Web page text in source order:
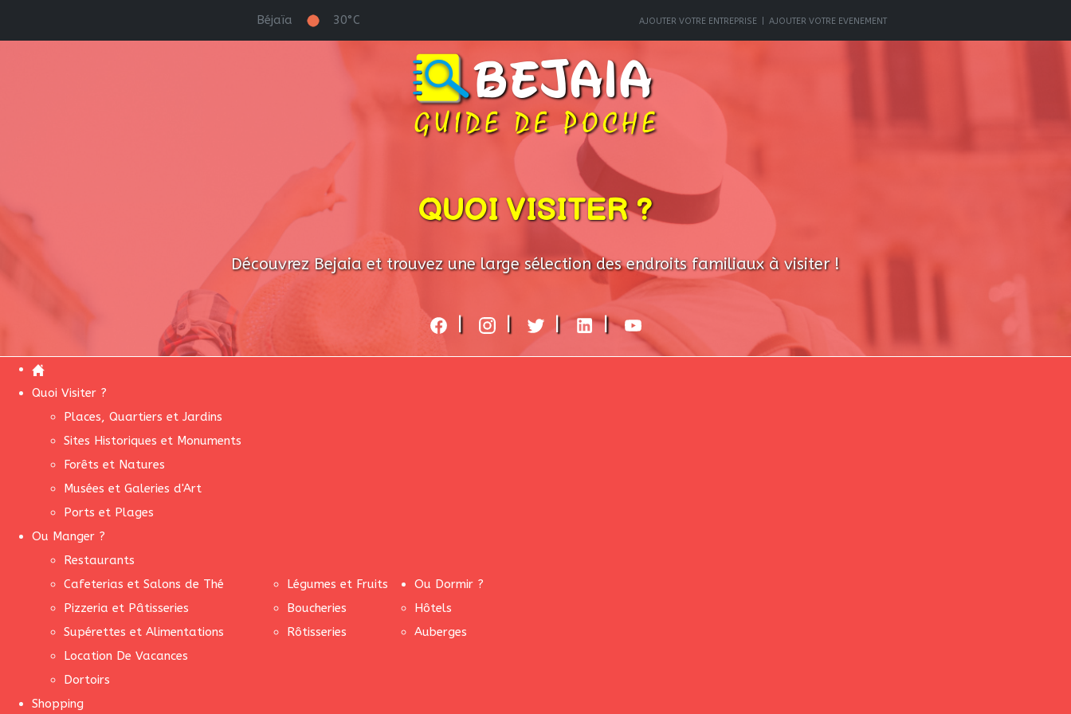
Béjaïa 30°C AJOUTER VOTRE ENTREPRISE| AJOUTER VOTRE EVENEMENT
QUOI VISITER ?
Découvrez Bejaia et trouvez une large sélection des endroits familiaux à visiter !
| | | |
Quoi Visiter ?
Places, Quartiers et Jardins
Sites Historiques et Monuments
Forêts et Natures
Musées et Galeries d'Art
Ports et Plages
Ou Manger ?
Restaurants
Cafeterias et Salons de Thé
Pizzeria et Pâtisseries
Supérettes et Alimentations
Légumes et Fruits
Boucheries
Rôtisseries
Ou Dormir ?
Hôtels
Auberges
Location De Vacances
Dortoirs
Shopping